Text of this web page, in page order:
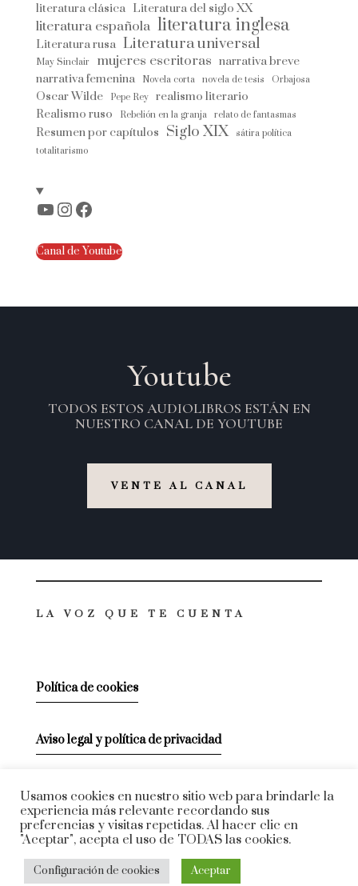
literatura clásica Literatura del siglo XX
literatura española literatura inglesa
Literatura rusa Literatura universal
May Sinclair mujeres escritoras narrativa breve
narrativa femenina
Novela corta novela de tesis Orbajosa
Oscar Wilde Pepe Rey
realismo literario
Realismo ruso
Rebelión en la granja relato de fantasmas
Resumen por capítulos Siglo XIX
sátira política
totalitarismo
YouTube
Instagram
Facebook
Canal de Youtube
Youtube
TODOS ESTOS AUDIOLIBROS ESTÁN EN
NUESTRO CANAL DE YOUTUBE
VENTE AL CANAL
LA VOZ QUE TE CUENTA
Política de cookies
Aviso legal y política de privacidad
Usamos cookies en nuestro sitio web para brindarle la
experiencia más relevante recordando sus
preferencias y visitas repetidas. Al hacer clic en
"Aceptar", acepta el uso de TODAS las cookies.
Configuración de cookies Aceptar